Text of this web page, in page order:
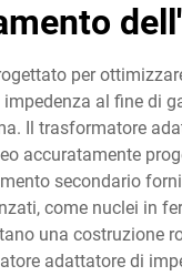
per
al fine di
Il trasformatore
accuratamente
secondario
come nuclei in
una costruzione
adattatore di